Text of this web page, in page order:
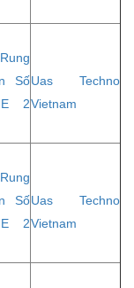
Số
2
Uas Techno
Vietnam
Số
2
Uas Techno
Vietnam